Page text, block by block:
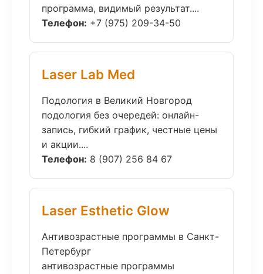
программа, видимый результат....
Телефон: +7 (975) 209-34-50
Laser Lab Med
Подология в Великий Новгород
подология без очередей: онлайн-
запись, гибкий график, честные цены
и акции....
Телефон: 8 (907) 256 84 67
Laser Esthetic Glow
Антивозрастные программы в Санкт-
Петербург
антивозрастные программы